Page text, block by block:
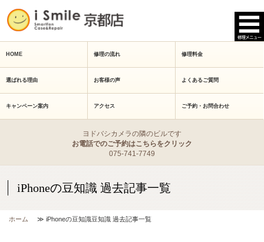
HOME 修理の流れ 修理料金
選ばれる理由 お客様の声 よくあるご質問
キャンペーン案内 アクセス ご予約・お問合わせ
ヨドバシカメラの隣のビルです
お電話でのご予約はこちらをクリック
075-741-7749
iPhoneの豆知識 過去記事一覧
ホーム ≫ iPhoneの豆知識豆知識 過去記事一覧